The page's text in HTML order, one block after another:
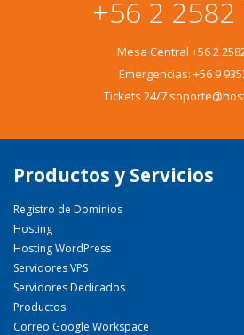
+56 2 2582
Mesa Central +56 2
Emergencias: +56 9
Tickets 24/7
Productos y Servicios
Registro de Dominios
Hosting
Hosting WordPress
Servidores VPS
Servidores Dedicados
Productos
Correo Google Workspace